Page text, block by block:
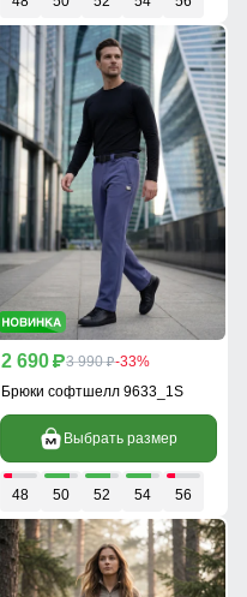
2 690 p3 990 p-33%
Брюки софтшелл 9633_1S
Выбрать размер
48 50 52 54 56